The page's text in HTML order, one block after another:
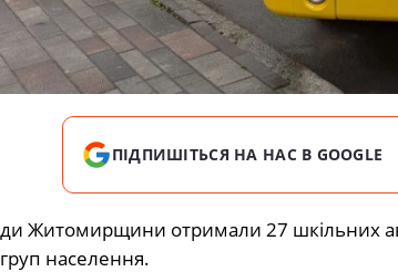
ПІДПИШІТЬСЯ НА НАС В GOOGLE
Житомирщини отримали 27 шкільних
населення.